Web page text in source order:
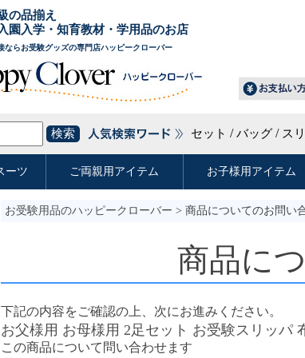
お受験用品のハッピークローバー > 商品についてのお問い
商品に
下記の内容をご確認の上、次にお進みください。
お父様用 お母様用 2足セット お受験スリッパ
この商品について問い合わせます